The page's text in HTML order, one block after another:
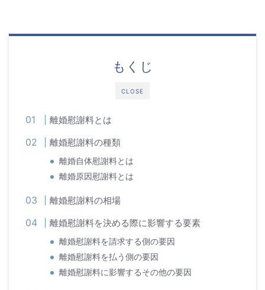
CLOSE
もくじ
離婚慰謝料とは
離婚慰謝料の種類
離婚自体慰謝料とは
離婚原因慰謝料とは
離婚慰謝料の相場
離婚慰謝料を決める際に影響する要素
離婚慰謝料を請求する側の要因
離婚慰謝料を払う側の要因
離婚慰謝料に影響するその他の要因